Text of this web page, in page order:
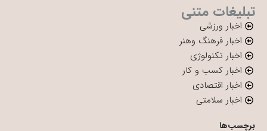
تبلیغات متنی
اخبار ورزشی
اخبار فرهنگ وهنر
اخبار تکنولوژی
اخبار کسب و کار
اخبار اقتصادی
اخبار سلامتی
برچسب‌ها